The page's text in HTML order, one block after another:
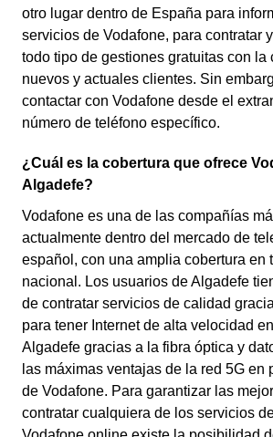
otro lugar dentro de España para
servicios de Vodafone, para contratar
todo tipo de gestiones gratuitas con la
nuevos y actuales clientes. Sin
contactar con Vodafone desde el
número de teléfono específico.
¿Cuál es la cobertura que ofrece
Algadefe?
Vodafone es una de las compañías
actualmente dentro del mercado de
español, con una amplia cobertura en
nacional. Los usuarios de Algadefe
de contratar servicios de calidad
para tener Internet de alta velocidad
Algadefe gracias a la fibra óptica y
las máximas ventajas de la red 5G en
de Vodafone. Para garantizar las
contratar cualquiera de los servicios